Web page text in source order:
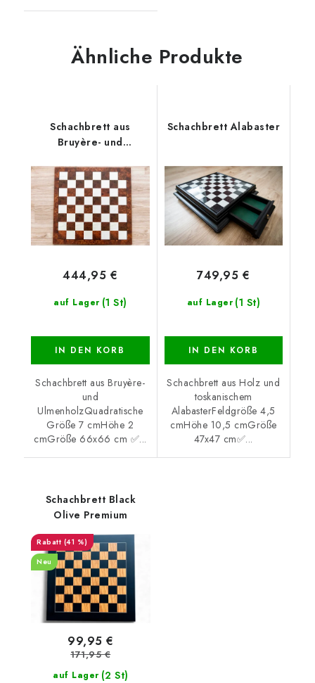
Ähnliche Produkte
Schachbrett aus
Bruyère- und
auf Lager (1 St)
444,95 €
IN DEN KORB
Schachbrett aus Bruyère-
und
UlmenholzQuadratische
Größe 7 cmHöhe 2
cmGröße 66x66 cm ✅...
Schachbrett Alabaster
auf Lager (1 St)
749,95 €
IN DEN KORB
Schachbrett aus Holz und
toskanischem
AlabasterFeldgröße 4,5
cmHöhe 10,5 cmGröße
47x47 cm✅...
Schachbrett Black
Olive Premium
(41 %)
Neu
auf Lager (2 St)
99,95 €
171,95 €